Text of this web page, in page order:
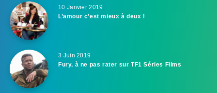
10 Janvier 2019
L’amour c’est mieux à deux !
3 Juin 2019
Fury, à ne pas rater sur TF1 Séries Films